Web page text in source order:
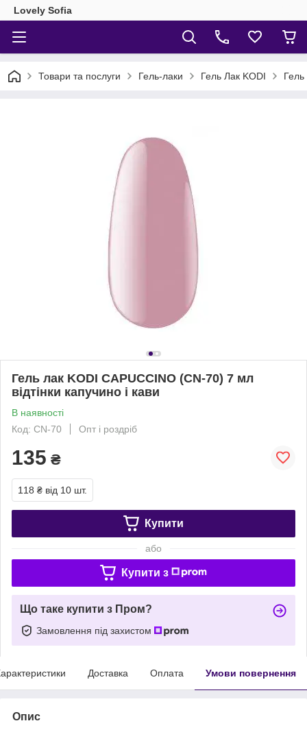
Lovely Sofia
Товари та послуги Гель-лаки Гель Лак KODI
Гель лак KODI CAPUCCINO (CN-70) 7 мл
відтінки капучино і кави
В наявності
Код: CN-70
Опт і роздріб
135 ₴
118 ₴ від 10 шт.
Купити
або
Купити з
Що таке купити з Пром?
Замовлення під захистом
Доставка Оплата Умови повернення
Опис